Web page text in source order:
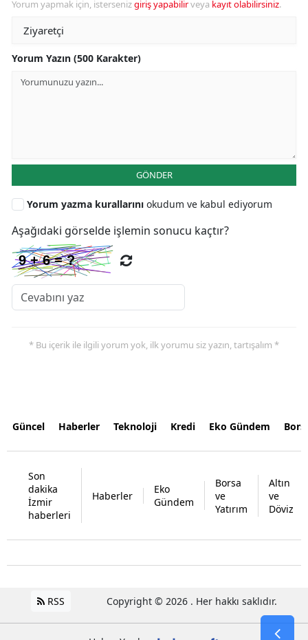
Yorum yapmak için, istersenizgiriş yapabilirveya kayıt olabilirsiniz.
Yorum Yazın (500 Karakter)
GÖNDER
Yorum yazma kurallarını okudum ve kabul ediyorum
Aşağıdaki görselde işlemin sonucu kaçtır?
* Bu içerik ile ilgili yorum yok, ilk yorumu siz yazın, tartışalım *
Güncel Haberler Teknoloji Kredi Eko Gündem
Son
dakika
İzmir
haberleri
Haberler
Eko
Gündem
Borsa
ve
Yatırım
Altın
ve
Döviz
RSS Copyright © 2026 . Her hakkı saklıdır.